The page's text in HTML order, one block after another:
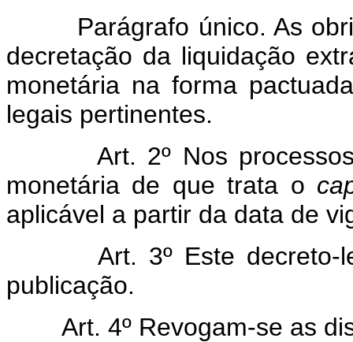
Parágrafo único. As
decretação da liquidação
monetária na forma
legais pertinentes.
Art. 2º Nos processos
monetária de que trata o
aplicável a partir da data de
Art. 3º Este decreto-lei
publicação.
Art. 4º Revogam-se as